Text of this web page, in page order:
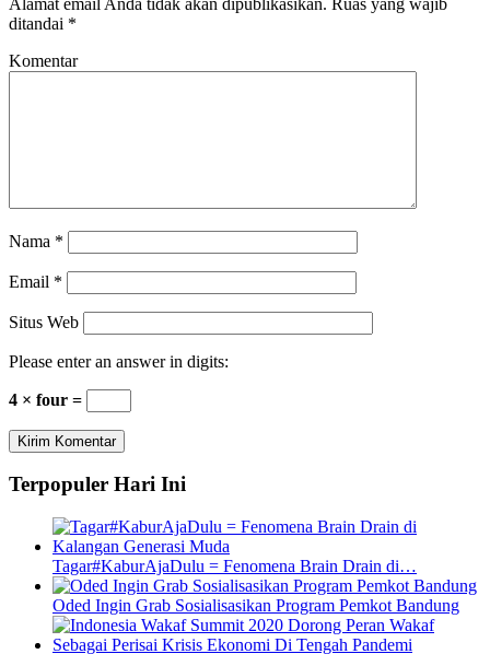
ditandai *
Komentar
Nama *
Email *
Situs Web
Please enter an answer in digits:
4 × four =
Terpopuler Hari Ini
Tagar#KaburAjaDulu = Fenomena Brain Drain di…
Oded Ingin Grab Sosialisasikan Program Pemkot Bandung